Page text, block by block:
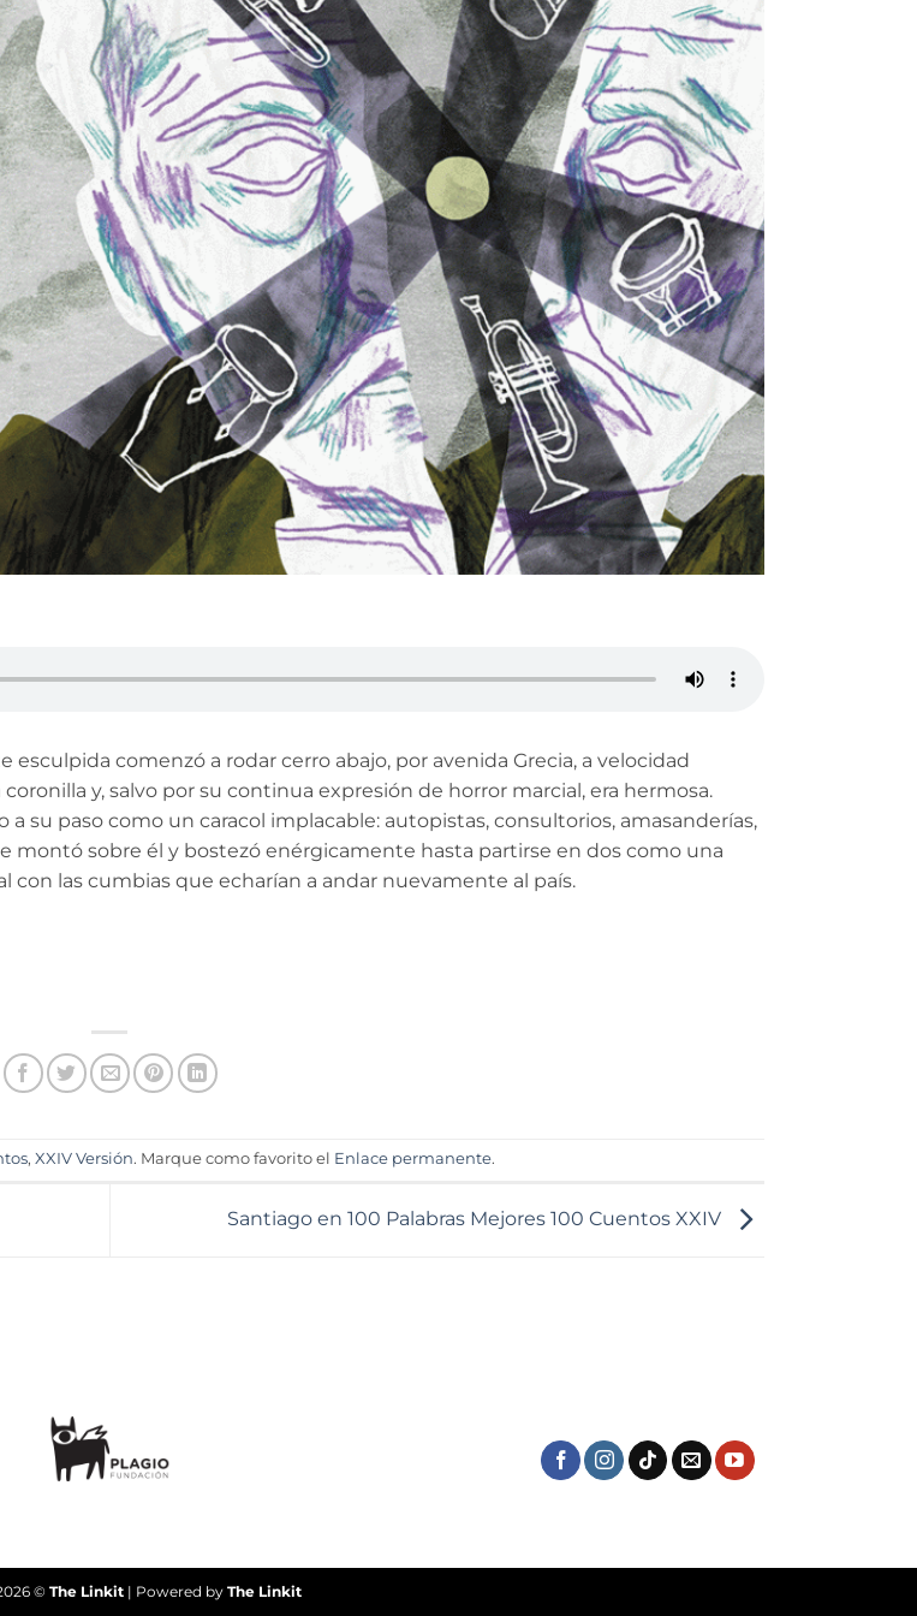
comenzó a rodar cerro abajo, por avenida Grecia, a velocidad
y, salvo por su continua expresión de horror marcial, era hermosa.
su paso como un caracol implacable: autopistas, consultorios, amasanderías,
montó sobre él y bostezó enérgicamente hasta partirse en dos como una
con las cumbias que echarían a andar nuevamente al país.
, XXIV Versión. Marque como favorito el Enlace permanente.
Santiago en 100 Palabras Mejores 100 Cuentos XXIV
© The Linkit| Powered by The Linkit